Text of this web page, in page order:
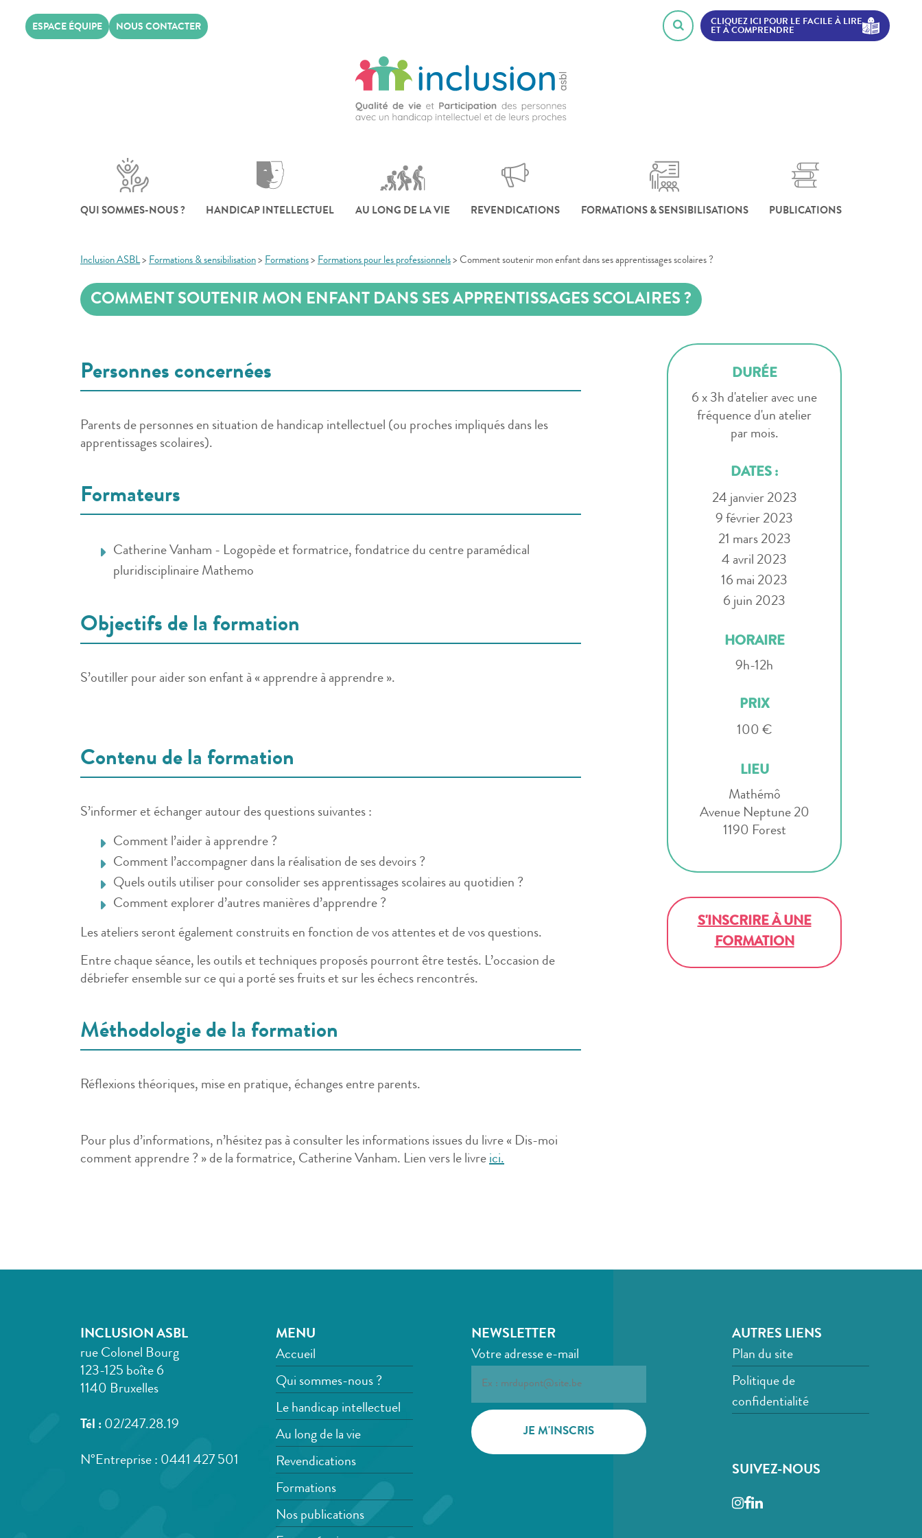
ESPACE ÉQUIPE NOUS CONTACTER
CLIQUEZ ICI POUR LE FACILE À LIRE
ET À COMPRENDRE
QUI SOMMES-NOUS ? HANDICAP INTELLECTUEL AU LONG DE LA VIE REVENDICATIONS FORMATIONS & SENSIBILISATIONS PUBLICATIONS
Inclusion ASBL> Formations & sensibilisation > Formations > Formations pour les professionnels > Comment soutenir mon enfant dans ses apprentissages scolaires ?
COMMENT SOUTENIR MON ENFANT DANS SES APPRENTISSAGES SCOLAIRES ?
Personnes concernées
Parents de personnes en situation de handicap intellectuel (ou proches impliqués dans les
apprentissages scolaires).
Formateurs
Catherine Vanham - Logopède et formatrice, fondatrice du centre paramédical
pluridisciplinaire Mathemo
Objectifs de la formation
S’outiller pour aider son enfant à « apprendre à apprendre ».
Contenu de la formation
S’informer et échanger autour des questions suivantes :
Comment l’aider à apprendre ?
Comment l’accompagner dans la réalisation de ses devoirs ?
Quels outils utiliser pour consolider ses apprentissages scolaires au quotidien ?
Comment explorer d’autres manières d’apprendre ?
Les ateliers seront également construits en fonction de vos attentes et de vos questions.
Entre chaque séance, les outils et techniques proposés pourront être testés. L’occasion de
débriefer ensemble sur ce qui a porté ses fruits et sur les échecs rencontrés.
Méthodologie de la formation
Réflexions théoriques, mise en pratique, échanges entre parents.
Pour plus d’informations, n’hésitez pas à consulter les informations issues du livre « Dis-moi
comment apprendre ? » de la formatrice, Catherine Vanham. Lien vers le livre ici.
DURÉE
6 x 3h d'atelier avec une
fréquence d'un atelier
par mois.
DATES :
24 janvier 2023
9 février 2023
21 mars 2023
4 avril 2023
16 mai 2023
6 juin 2023
HORAIRE
9h-12h
PRIX
100 €
LIEU
Mathémô
Avenue Neptune 20
1190 Forest
S'INSCRIRE À UNE
FORMATION
INCLUSION ASBL
rue Colonel Bourg
123-125 boîte 6
1140 Bruxelles
Tél : 02/247.28.19
N°Entreprise : 0441 427 501
MENU
Accueil
Qui sommes-nous ?
Le handicap intellectuel
Au long de la vie
Revendications
Formations
Nos publications
NEWSLETTER
Votre adresse e-mail
AUTRES LIENS
Plan du site
Politique de
confidentialité
SUIVEZ-NOUS
Instagram
Facebook
LinkedIn